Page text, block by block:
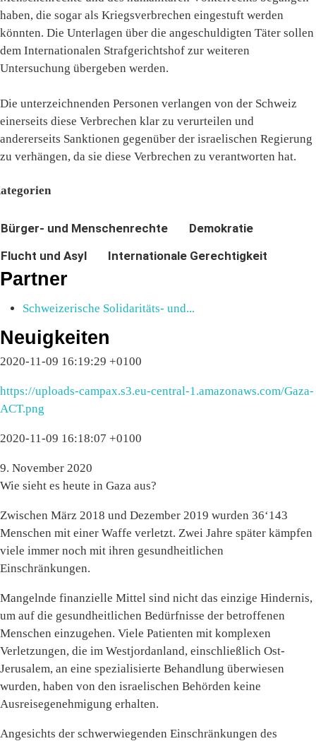
haben, die sogar als Kriegsverbrechen eingestuft werden
könnten. Die Unterlagen über die angeschuldigten Täter sollen
dem Internationalen Strafgerichtshof zur weiteren
Untersuchung übergeben werden.
Die unterzeichnenden Personen verlangen von der Schweiz
einerseits diese Verbrechen klar zu verurteilen und
andererseits Sanktionen gegenüber der israelischen Regierung
zu verhängen, da sie diese Verbrechen zu verantworten hat.
Bürger- und Menschenrechte
Demokratie
Flucht und Asyl
Internationale Gerechtigkeit
Partner
Schweizerische Solidaritäts- und...
Neuigkeiten
2020-11-09 16:19:29 +0100
https://uploads-campax.s3.eu-central-1.amazonaws.com/Gaza-
ACT.png
2020-11-09 16:18:07 +0100
9. November 2020
Wie sieht es heute in Gaza aus?
Zwischen März 2018 und Dezember 2019 wurden 36‘143
Menschen mit einer Waffe verletzt. Zwei Jahre später kämpfen
viele immer noch mit ihren gesundheitlichen
Einschränkungen.
Mangelnde finanzielle Mittel sind nicht das einzige Hindernis,
um auf die gesundheitlichen Bedürfnisse der betroffenen
Menschen einzugehen. Viele Patienten mit komplexen
Verletzungen, die im Westjordanland, einschließlich Ost-
Jerusalem, an eine spezialisierte Behandlung überwiesen
wurden, haben von den israelischen Behörden keine
Ausreisegenehmigung erhalten.
Angesichts der schwerwiegenden Einschränkungen des